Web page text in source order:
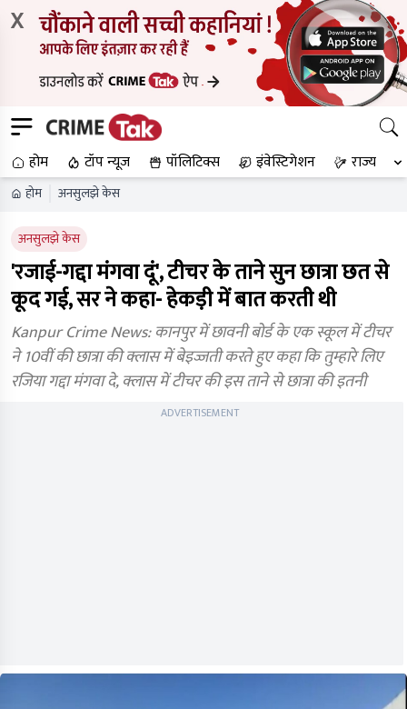
X
होम टॉप न्यूज पॉलिटिक्स इंवेस्टिगेशन राज्य
होम अनसुलझे केस
अनसुलझे केस
'रजाई-गद्दा मंगवा दूं', टीचर के ताने सुन छात्रा छत से
कूद गई, सर ने कहा- हेकड़ी में बात करती थी
Kanpur Crime News: कानपुर में छावनी बोर्ड के एक स्कूल में टीचर
ने 10वीं की छात्रा की क्लास में बेइज्जती करते हुए कहा कि तुम्हारे लिए
रजिया गद्दा मंगवा दे, क्लास में टीचर की इस ताने से छात्रा की इतनी
ADVERTISEMENT